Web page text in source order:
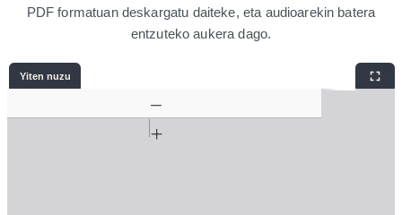
PDF formatuan deskargatu daiteke, eta audioarekin batera
entzuteko aukera dago.
Yiten nuzu